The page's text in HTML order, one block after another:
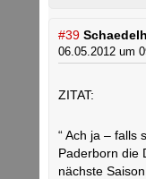
#39
06.05.2012 um
ZITAT:
“ Ach ja – falls
Paderborn die
nächste